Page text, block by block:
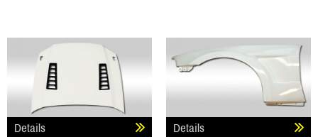
Details Details